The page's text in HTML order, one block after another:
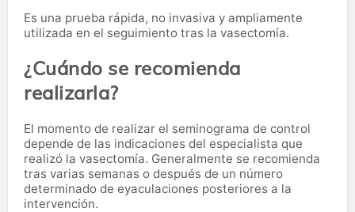
Es una prueba rápida, no invasiva y ampliamente
utilizada en el seguimiento tras la vasectomía.
¿Cuándo se recomienda
realizarla?
El momento de realizar el seminograma de control
depende de las indicaciones del especialista que
realizó la vasectomía. Generalmente se recomienda
tras varias semanas o después de un número
determinado de eyaculaciones posteriores a la
intervención.